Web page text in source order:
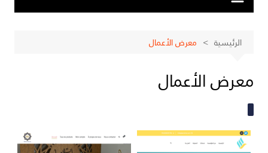
الرئيسية معرض الأعمال
معرض الأعمال